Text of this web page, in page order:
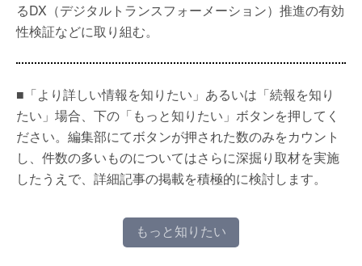
るDX（デジタルトランスフォーメーション）推進の有効
性検証などに取り組む。
■「より詳しい情報を知りたい」あるいは「続報を知り
たい」場合、下の「もっと知りたい」ボタンを押してく
ださい。編集部にてボタンが押された数のみをカウント
し、件数の多いものについてはさらに深掘り取材を実施
したうえで、詳細記事の掲載を積極的に検討します。
もっと知りたい